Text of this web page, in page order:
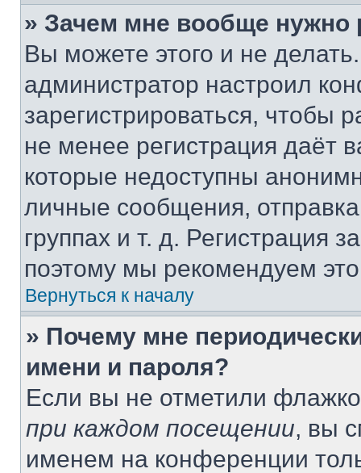
» Зачем мне вообще нужно
Вы можете этого и не
администратор настроил
зарегистрироваться, чтобы
не менее регистрация даёт
которые недоступны
личные сообщения,
группах и т. д. Регистрация
поэтому мы рекомендуем
Вернуться к началу
» Почему мне
имени и пароля?
Если вы не отметили
при каждом посещении, вы
именем на конференции